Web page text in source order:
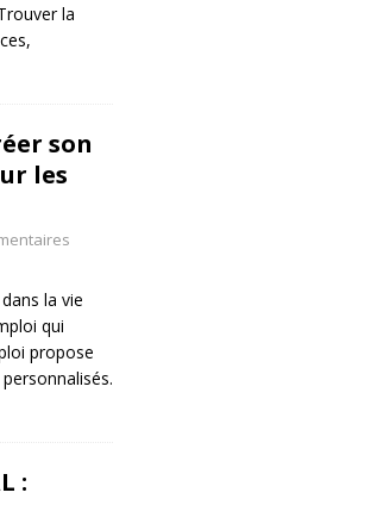
la
son
les
la vie
qui
propose
: